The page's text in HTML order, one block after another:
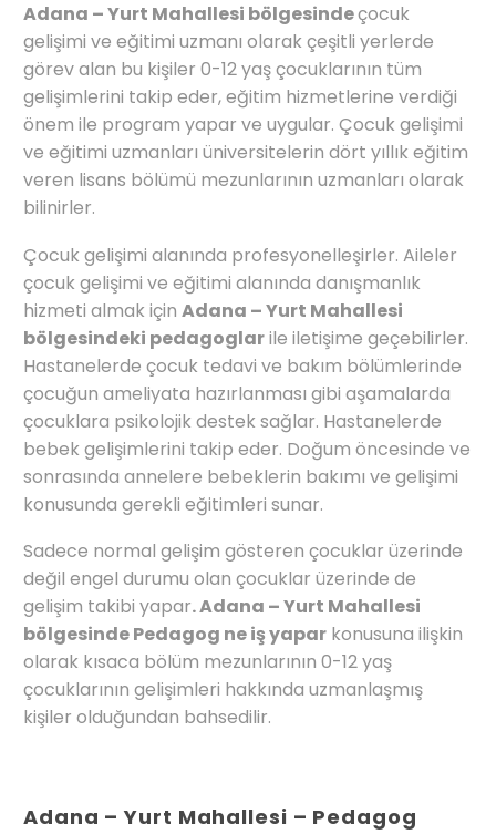
Adana – Yurt Mahallesi bölgesindeçocuk
gelişimi ve eğitimi uzmanı olarak çeşitli yerlerde
görev alan bu kişiler 0-12 yaş çocuklarının tüm
gelişimlerini takip eder, eğitim hizmetlerine verdiği
önem ile program yapar ve uygular. Çocuk gelişimi
ve eğitimi uzmanları üniversitelerin dört yıllık eğitim
veren lisans bölümü mezunlarının uzmanları olarak
bilinirler.
Çocuk gelişimi alanında profesyonelleşirler. Aileler
çocuk gelişimi ve eğitimi alanında danışmanlık
hizmeti almak için Adana – Yurt Mahallesi
bölgesindeki pedagoglarile iletişime geçebilirler.
Hastanelerde çocuk tedavi ve bakım bölümlerinde
çocuğun ameliyata hazırlanması gibi aşamalarda
çocuklara psikolojik destek sağlar. Hastanelerde
bebek gelişimlerini takip eder. Doğum öncesinde ve
sonrasında annelere bebeklerin bakımı ve gelişimi
konusunda gerekli eğitimleri sunar.
Sadece normal gelişim gösteren çocuklar üzerinde
değil engel durumu olan çocuklar üzerinde de
gelişim takibi yapar. Adana – Yurt Mahallesi
bölgesinde Pedagog ne iş yapar konusuna ilişkin
olarak kısaca bölüm mezunlarının 0-12 yaş
çocuklarının gelişimleri hakkında uzmanlaşmış
kişiler olduğundan bahsedilir.
Adana – Yurt Mahallesi – Pedagog